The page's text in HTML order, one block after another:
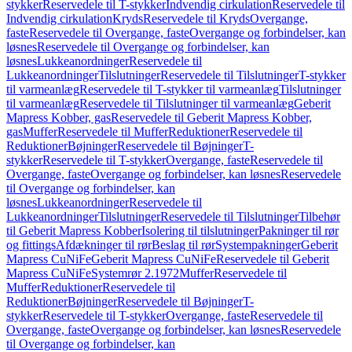
stykkerReservedele til T-stykkerIndvendig cirkulationReservedele til
Indvendig cirkulationKrydsReservedele til KrydsOvergange,
fasteReservedele til Overgange, fasteOvergange og forbindelser, kan
løsnesReservedele til Overgange og forbindelser, kan
løsnesLukkeanordningerReservedele til
LukkeanordningerTilslutningerReservedele til TilslutningerT-stykker
til varmeanlægReservedele til T-stykker til varmeanlægTilslutninger
til varmeanlægReservedele til Tilslutninger til varmeanlægGeberit
Mapress Kobber, gasReservedele til Geberit Mapress Kobber,
gasMufferReservedele til MufferReduktionerReservedele til
ReduktionerBøjningerReservedele til BøjningerT-
stykkerReservedele til T-stykkerOvergange, fasteReservedele til
Overgange, fasteOvergange og forbindelser, kan løsnesReservedele
til Overgange og forbindelser, kan
løsnesLukkeanordningerReservedele til
LukkeanordningerTilslutningerReservedele til TilslutningerTilbehør
til Geberit Mapress KobberIsolering til tilslutningerPakninger til rør
og fittingsAfdækninger til rørBeslag til rørSystempakningerGeberit
Mapress CuNiFeGeberit Mapress CuNiFeReservedele til Geberit
Mapress CuNiFeSystemrør 2.1972MufferReservedele til
MufferReduktionerReservedele til
ReduktionerBøjningerReservedele til BøjningerT-
stykkerReservedele til T-stykkerOvergange, fasteReservedele til
Overgange, fasteOvergange og forbindelser, kan løsnesReservedele
til Overgange og forbindelser, kan